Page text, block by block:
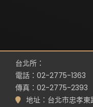
台北所：
電話：02-2775-1363
傳真：02-2775-2393
地址：台北市忠孝東